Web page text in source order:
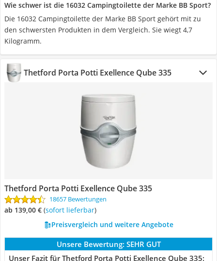
Wie schwer ist die 16032 Campingtoilette der Marke BB Sport?
Die 16032 Campingtoilette der Marke BB Sport gehört mit zu
den schwersten Produkten in dem Vergleich. Sie wiegt 4,7
Kilogramm.
Thetford Porta Potti Exellence Qube 335
Thetford Porta Potti Exellence Qube 335
18657 Bewertungen
ab 139,00 € ( Sofort lieferbar)
Preisvergleich und weitere Angebote
Unsere Bewertung: SEHR GUT
Unser Fazit für Thetford Porta Potti Exellence Qube 335: